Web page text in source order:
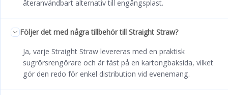
återanvändbart alternativ till engångsplast.
Följer det med några tillbehör till Straight Straw?
Ja, varje Straight Straw levereras med en praktisk
sugrörsrengörare och är fäst på en kartongbaksida, vilket
gör den redo för enkel distribution vid evenemang.